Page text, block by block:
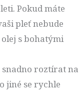
Pokud máte
pleť nebude
s bohatými
snadno roztírat na
jiné se rychle